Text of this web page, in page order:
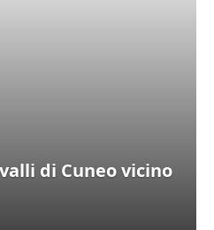
di Cuneo vicino